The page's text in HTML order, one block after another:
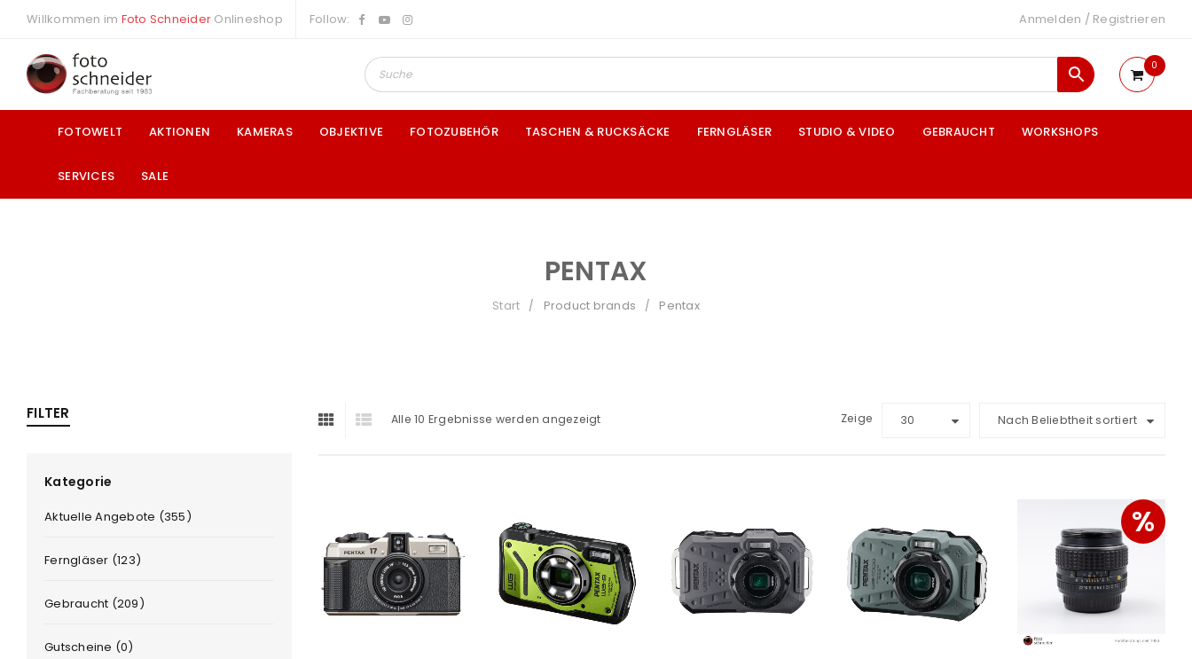
Willkommen im Foto Schneider Onlineshop Follow: Anmelden / Registrieren
0
FOTOWELT AKTIONEN KAMERAS OBJEKTIVE FOTOZUBEHÖR TASCHEN & RUCKSÄCKE FERNGLÄSER STUDIO & VIDEO GEBRAUCHT WORKSHOPS
SERVICES SALE
PENTAX
Start / Product brands / Pentax
FILTER
Kategorie
Aktuelle Angebote (355)
Ferngläser (123)
Gebraucht (209)
Gutscheine (0)
Alle 10 Ergebnisse werden angezeigt Nach Beliebtheit sortiert
Zeige 30
%